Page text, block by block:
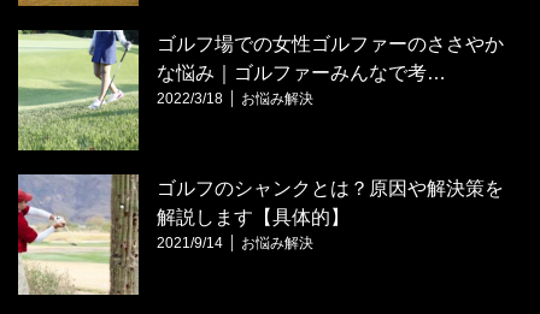
ゴルフ場での女性ゴルファーのささやか
な悩み｜ゴルファーみんなで考…
2022/3/18 お悩み解決
ゴルフのシャンクとは？原因や解決策を
解説します【具体的】
2021/9/14 お悩み解決